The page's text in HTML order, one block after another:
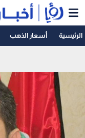
الرئيسية أسعار الذهب